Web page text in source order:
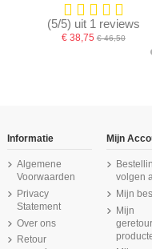
(5/5) uit 1 reviews
€ 38,75€ 46,50
Informatie
Algemene
Voorwaarden
Privacy
Statement
Over ons
Retour
Mijn
volgen
Mijn
Mijn